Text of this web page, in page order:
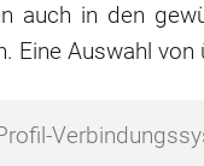
in den
Auswahl